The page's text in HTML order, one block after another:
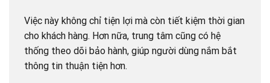
Việc này không chỉ tiện lợi mà còn tiết kiệm thời gian
cho khách hàng. Hơn nữa, trung tâm cũng có hệ
thống theo dõi bảo hành, giúp người dùng nắm bắt
thông tin thuận tiện hơn.